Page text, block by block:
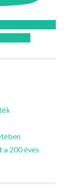
200 éves